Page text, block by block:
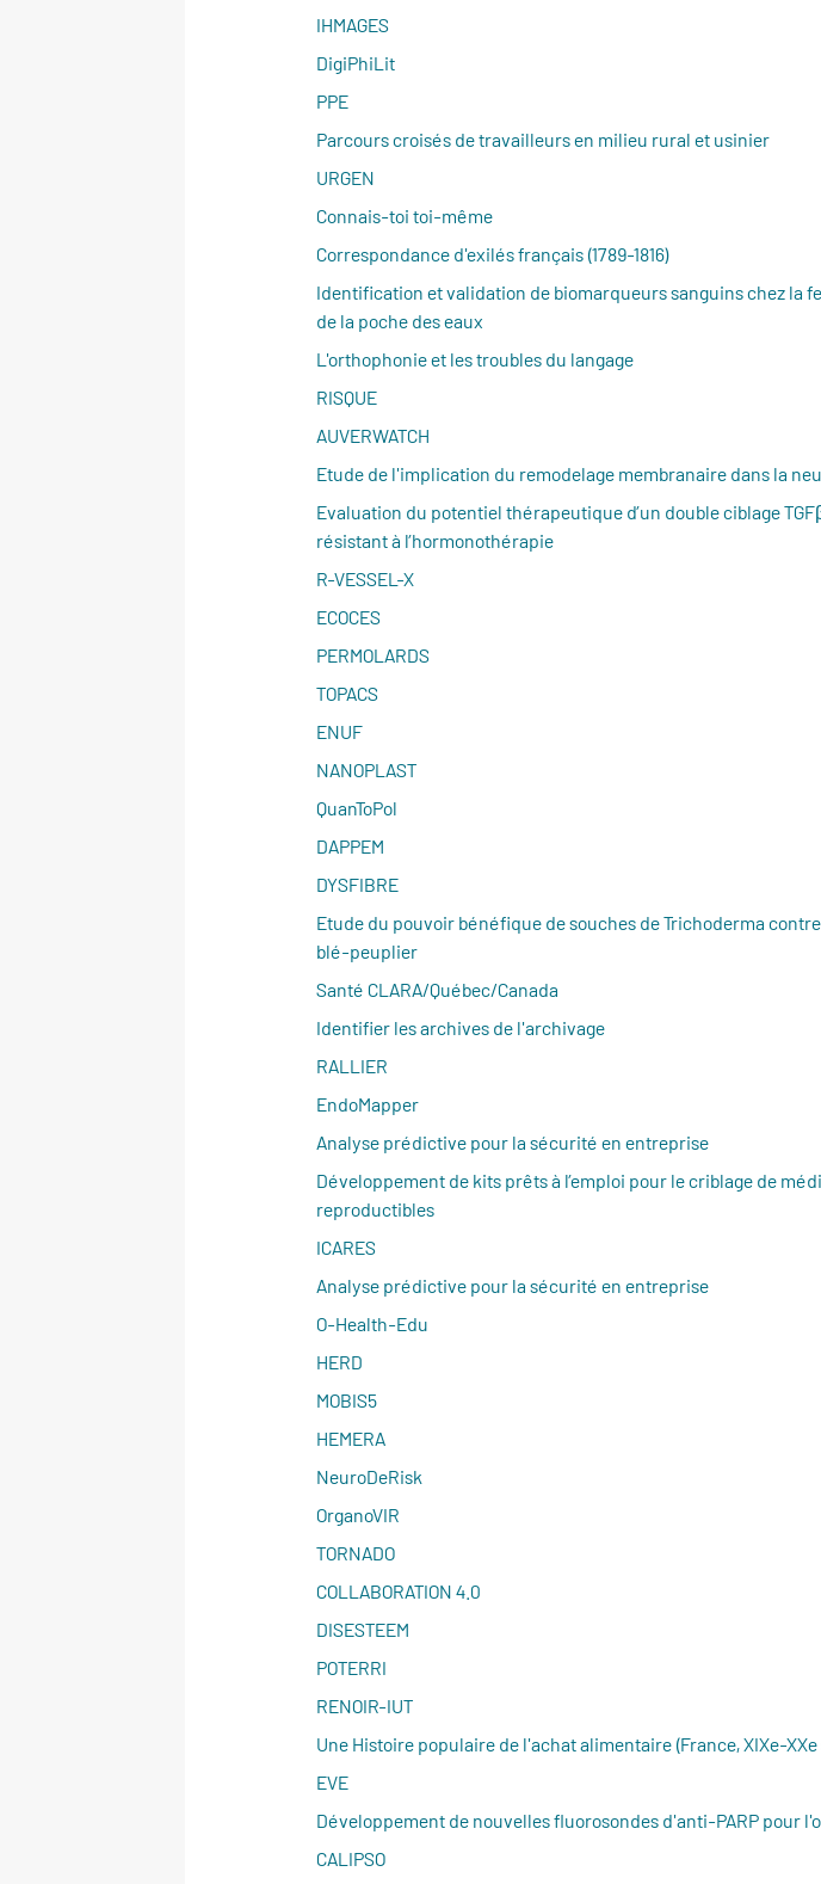
IHMAGES
DigiPhiLit
PPE
Parcours croisés de travailleurs en milieu rural et usinier
URGEN
Connais-toi toi-même
Correspondance d'exilés français (1789-1816)
Identification et validation de biomarqueurs sanguins chez la
de la poche des eaux
L'orthophonie et les troubles du langage
RISQUE
AUVERWATCH
Etude de l'implication du remodelage membranaire dans la
Evaluation du potentiel thérapeutique d’un double ciblage
résistant à l’hormonothérapie
R-VESSEL-X
ECOCES
PERMOLARDS
TOPACS
ENUF
NANOPLAST
QuanToPol
DAPPEM
DYSFIBRE
Etude du pouvoir bénéfique de souches de Trichoderma
blé-peuplier
Santé CLARA/Québec/Canada
Identifier les archives de l'archivage
RALLIER
EndoMapper
Analyse prédictive pour la sécurité en entreprise
Développement de kits prêts à l’emploi pour le criblage de
reproductibles
ICARES
Analyse prédictive pour la sécurité en entreprise
O-Health-Edu
HERD
MOBIS5
HEMERA
NeuroDeRisk
OrganoVIR
TORNADO
COLLABORATION 4.0
DISESTEEM
POTERRI
RENOIR-IUT
Une Histoire populaire de l'achat alimentaire (France, XIXe-
EVE
Développement de nouvelles fluorosondes d'anti-PARP pour
CALIPSO